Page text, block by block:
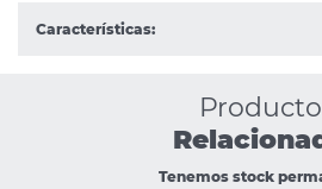
Características:
Tenemos stock